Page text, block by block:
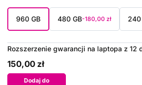
960 GB 480 GB-180,00 zł 240
Rozszerzenie gwarancji na laptopa z 12
150,00 zł
Dodaj do